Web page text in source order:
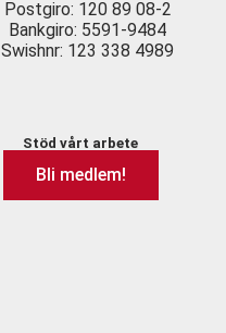
Postgiro: 120 89 08-2
Bankgiro: 5591-9484
Swishnr: 123 338 4989
Stöd vårt arbete
Bli medlem!